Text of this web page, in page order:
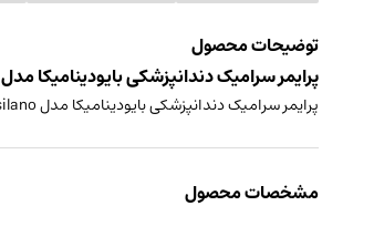
توضیحات محصول
پرایمر سرامیک دندانپزشکی بایودینامیکا مدل silano حجم 5 میلی لیتر ساخت کشور برزیل
پرایمر سرامیک دندانپزشکی بایودینامیکا مدل silano حجم 5 میلی لیتر
مشخصات محصول